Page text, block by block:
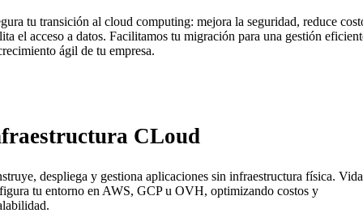
tu transición al cloud computing: mejora la seguridad, reduce
el acceso a datos. Facilitamos tu migración para una gestión
ágil de tu empresa.
CLoud
despliega y gestiona aplicaciones sin infraestructura física.
tu entorno en AWS, GCP u OVH, optimizando costos y